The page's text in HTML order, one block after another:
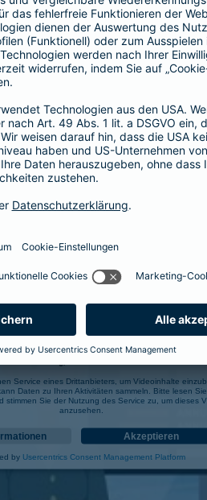
der Deutschen
zu diversen Versicherungen
Service eines Drittanbieters, um Videoinhalte
Daten zu Ihren Aktivitäten sammeln. Bitte lesen
stimmen Sie der Nutzung des Service zu, um dieses
anzusehen.
Akzeptieren
by Usercentrics Consent Management Platform